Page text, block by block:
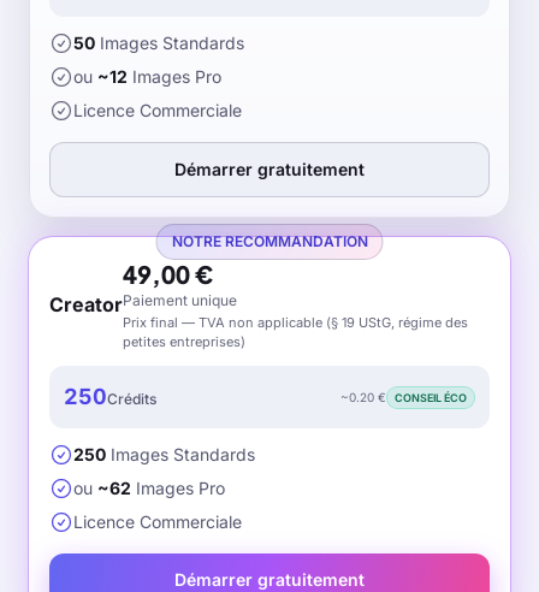
50 Images Standards
ou ~12 Images Pro
Licence Commerciale
Démarrer gratuitement
NOTRE RECOMMANDATION
Creator
49,00 €
Paiement unique
Prix final — TVA non applicable (§ 19 UStG, régime des
petites entreprises)
250Crédits ~0.20 € CONSEIL ÉCO
250 Images Standards
ou ~62 Images Pro
Licence Commerciale
Démarrer gratuitement